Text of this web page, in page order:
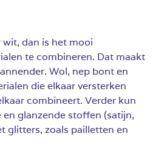
wit, dan is het mooi
te combineren. Dat maakt
Wol, nep bont en
die elkaar versterken
combineert. Verder kun
glanzende stoffen (satijn,
glitters, zoals pailletten en